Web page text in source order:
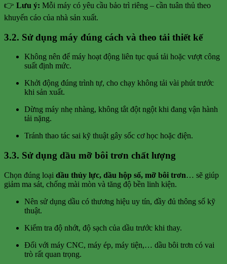
👉 Lưu ý: Mỗi máy có yêu cầu bảo trì riêng – cần tuân thủ theo
khuyến cáo của nhà sản xuất.
3.2. Sử dụng máy đúng cách và theo tải thiết kế
Không nên để máy hoạt động liên tục quá tải hoặc vượt công
suất định mức.
Khởi động đúng trình tự, cho chạy không tải vài phút trước
khi sản xuất.
Dừng máy nhẹ nhàng, không tắt đột ngột khi đang vận hành
tải nặng.
Tránh thao tác sai kỹ thuật gây sốc cơ học hoặc điện.
3.3. Sử dụng dầu mỡ bôi trơn chất lượng
Chọn đúng loại dầu thủy lực, dầu hộp số, mỡ bôi trơn… sẽ giúp
giảm ma sát, chống mài mòn và tăng độ bền linh kiện.
Nên sử dụng dầu có thương hiệu uy tín, đầy đủ thông số kỹ
thuật.
Kiểm tra độ nhớt, độ sạch của dầu trước khi thay.
Đối với máy CNC, máy ép, máy tiện,… dầu bôi trơn có vai
trò rất quan trọng.